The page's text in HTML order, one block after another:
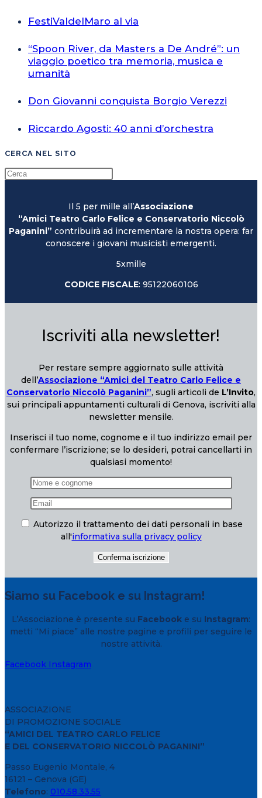
FestiValdelMaro al via
“Spoon River, da Masters a De André”: un
viaggio poetico tra memoria, musica e
umanità
Don Giovanni conquista Borgio Verezzi
Riccardo Agosti: 40 anni d’orchestra
CERCA NEL SITO
Il 5 per mille all’Associazione
“Amici Teatro Carlo Felice e Conservatorio Niccolò
Paganini” contribuirà ad incrementare la nostra opera: far
conoscere i giovani musicisti emergenti.
5xmille
CODICE FISCALE: 95122060106
Iscriviti alla newsletter!
Per restare sempre aggiornato sulle attività
dell’Associazione “Amici del Teatro Carlo Felice e
Conservatorio Niccolò Paganini”, sugli articoli de L’Invito,
sui principali appuntamenti culturali di Genova, iscriviti alla
newsletter mensile.
Inserisci il tuo nome, cognome e il tuo indirizzo email per
confermare l’iscrizione; se lo desideri, potrai cancellarti in
qualsiasi momento!
Autorizzo il trattamento dei dati personali in base
all'informativa sulla privacy policy
Siamo su Facebook e su Instagram!
L’Associazione è presente su Facebook e su Instagram:
metti “Mi piace” alle nostre pagine e profili per seguire le
nostre attività.
Facebook Instagram
ASSOCIAZIONE
DI PROMOZIONE SOCIALE
“AMICI DEL TEATRO CARLO FELICE
E DEL CONSERVATORIO NICCOLÒ PAGANINI”
Passo Eugenio Montale, 4
16121 – Genova (GE)
Telefono: 010.58.33.55